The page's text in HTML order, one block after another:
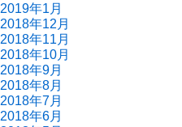
2019年1月
2018年12月
2018年11月
2018年10月
2018年9月
2018年8月
2018年7月
2018年6月